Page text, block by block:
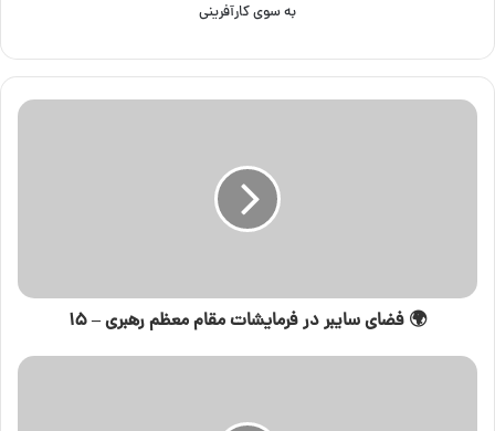
به سوی کارآفرینی
🌍 فضای سایبر در فرمایشات مقام معظم رهبری – ۱۵